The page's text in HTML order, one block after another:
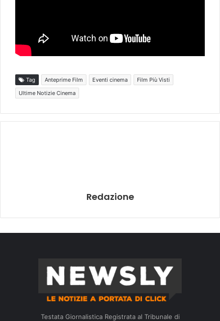
Tag Anteprime Film Eventi cinema
Film Più Visti
Ultime Notizie Cinema
Redazione
Testata Giornalistica Registrata al Tribunale di